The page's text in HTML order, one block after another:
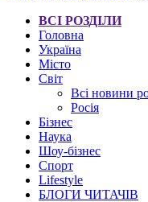
ВСІ РОЗДІЛИ
Головна
Україна
Місто
Світ
Всі новини
Росія
Бізнес
Наука
Шоу-бізнес
Спорт
Lifestyle
БЛОГИ ЧИТАЧІВ